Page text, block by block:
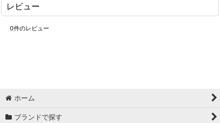
レビュー
0件のレビュー
ホーム
ブランドで探す